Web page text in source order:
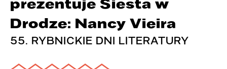
Drodze: Nancy Vieira
55. RYBNICKIE DNI LITERATURY